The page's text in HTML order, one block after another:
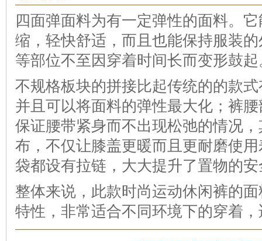
四面弹面料为有一定弹性的面料。
缩，轻快舒适，而且也能保持服装
等部位不至因穿着时间长而变形鼓起
不规格板块的拼接比起传统的的款
并且可以将面料的弹性最大化；裤
保证腰带紧身而不出现松弛的情况
布，不仅让膝盖更暖而且更耐磨使
袋都设有拉链，大大提升了置物的
整体来说，此款时尚运动休闲裤的
特性，非常适合不同环境下的穿着